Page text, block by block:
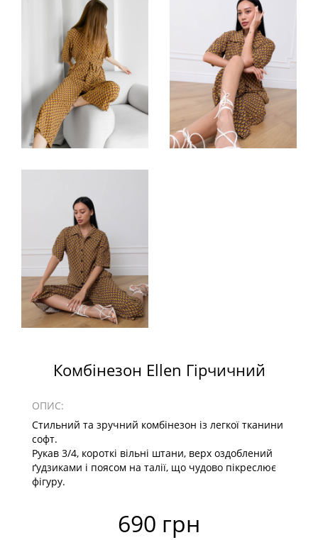
Комбінезон Ellen Гірчичний
ОПИС:
Стильний та зручний комбінезон із легкої тканини
софт.
Рукав 3/4, короткі вільні штани, верх оздоблений
ґудзиками і поясом на талії, що чудово пікреслює
фігуру.
690 грн